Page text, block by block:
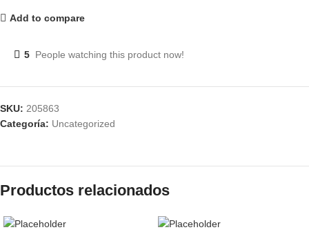
Add to compare
5 People watching this product now!
SKU: 205863
Categoría: Uncategorized
Productos relacionados